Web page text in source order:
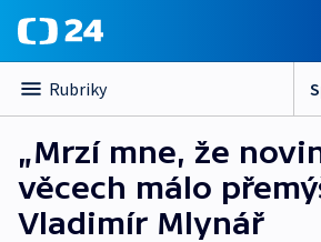
Rubriky
„Mrzí mne, že
věcech málo
Vladimír Mlynář